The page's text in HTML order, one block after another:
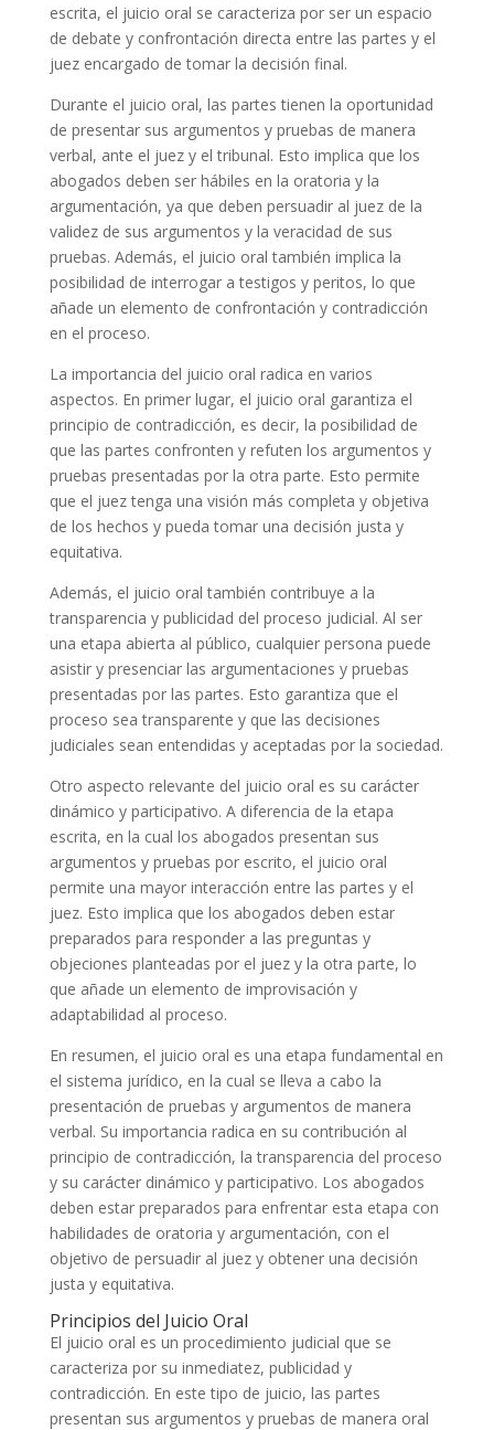
escrita, el juicio oral se caracteriza por ser un espacio
de debate y confrontación directa entre las partes y el
juez encargado de tomar la decisión final.
Durante el juicio oral, las partes tienen la oportunidad
de presentar sus argumentos y pruebas de manera
verbal, ante el juez y el tribunal. Esto implica que los
abogados deben ser hábiles en la oratoria y la
argumentación, ya que deben persuadir al juez de la
validez de sus argumentos y la veracidad de sus
pruebas. Además, el juicio oral también implica la
posibilidad de interrogar a testigos y peritos, lo que
añade un elemento de confrontación y contradicción
en el proceso.
La importancia del juicio oral radica en varios
aspectos. En primer lugar, el juicio oral garantiza el
principio de contradicción, es decir, la posibilidad de
que las partes confronten y refuten los argumentos y
pruebas presentadas por la otra parte. Esto permite
que el juez tenga una visión más completa y objetiva
de los hechos y pueda tomar una decisión justa y
equitativa.
Además, el juicio oral también contribuye a la
transparencia y publicidad del proceso judicial. Al ser
una etapa abierta al público, cualquier persona puede
asistir y presenciar las argumentaciones y pruebas
presentadas por las partes. Esto garantiza que el
proceso sea transparente y que las decisiones
judiciales sean entendidas y aceptadas por la sociedad.
Otro aspecto relevante del juicio oral es su carácter
dinámico y participativo. A diferencia de la etapa
escrita, en la cual los abogados presentan sus
argumentos y pruebas por escrito, el juicio oral
permite una mayor interacción entre las partes y el
juez. Esto implica que los abogados deben estar
preparados para responder a las preguntas y
objeciones planteadas por el juez y la otra parte, lo
que añade un elemento de improvisación y
adaptabilidad al proceso.
En resumen, el juicio oral es una etapa fundamental en
el sistema jurídico, en la cual se lleva a cabo la
presentación de pruebas y argumentos de manera
verbal. Su importancia radica en su contribución al
principio de contradicción, la transparencia del proceso
y su carácter dinámico y participativo. Los abogados
deben estar preparados para enfrentar esta etapa con
habilidades de oratoria y argumentación, con el
objetivo de persuadir al juez y obtener una decisión
justa y equitativa.
Principios del Juicio Oral
El juicio oral es un procedimiento judicial que se
caracteriza por su inmediatez, publicidad y
contradicción. En este tipo de juicio, las partes
presentan sus argumentos y pruebas de manera oral